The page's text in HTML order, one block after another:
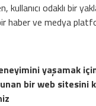
odaklı bir
haber ve medya
yaşamak
bir web sitesini